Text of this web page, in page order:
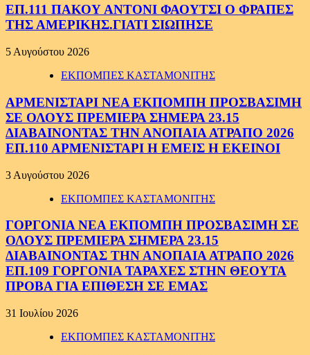
ΕΠ.111 ΠΑΚΟΥ ΑΝΤΟΝΙ ΦΑΟΥΤΣΙ Ο ΦΡΑΠΕΣ
ΤΗΣ ΑΜΕΡΙΚΗΣ.ΓΙΑΤΙ ΣΙΩΠΗΣΕ
5 Αυγούστου 2026
ΕΚΠΟΜΠΕΣ ΚΑΣΤΑΜΟΝΙΤΗΣ
ΑΡΜΕΝΙΣΤΑΡΙ ΝΕΑ ΕΚΠΟΜΠΗ ΠΡΟΣΒΑΣΙΜΗ
ΣΕ ΟΛΟΥΣ ΠΡΕΜΙΕΡΑ ΣΗΜΕΡΑ 23.15
ΔΙΑΒΑΙΝΟΝΤΑΣ ΤΗΝ ΑΝΟΠΑΙΑ ΑΤΡΑΠΟ 2026
ΕΠ.110 ΑΡΜΕΝΙΣΤΑΡΙ Η ΕΜΕΙΣ Η ΕΚΕΙΝΟΙ
3 Αυγούστου 2026
ΕΚΠΟΜΠΕΣ ΚΑΣΤΑΜΟΝΙΤΗΣ
ΓΟΡΓΟΝΙΑ ΝΕΑ ΕΚΠΟΜΠΗ ΠΡΟΣΒΑΣΙΜΗ ΣΕ
ΟΛΟΥΣ ΠΡΕΜΙΕΡΑ ΣΗΜΕΡΑ 23.15
ΔΙΑΒΑΙΝΟΝΤΑΣ ΤΗΝ ΑΝΟΠΑΙΑ ΑΤΡΑΠΟ 2026
ΕΠ.109 ΓΟΡΓΟΝΙΑ ΤΑΡΑΧΕΣ ΣΤΗΝ ΘΕΟΥΤΑ
ΠΡΟΒΑ ΓΙΑ ΕΠΙΘΕΣΗ ΣΕ ΕΜΑΣ
31 Ιουλίου 2026
ΕΚΠΟΜΠΕΣ ΚΑΣΤΑΜΟΝΙΤΗΣ